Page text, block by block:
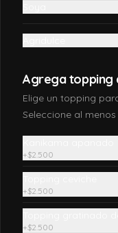
Agrega topping
Elige un topping
Seleccione al menos
+$2.500
+$2.500
+$2.500